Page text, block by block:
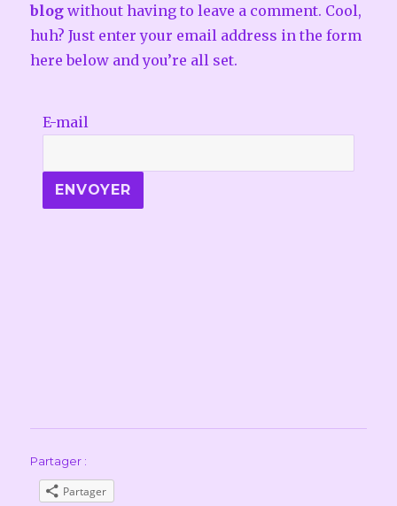
blog without having to leave a comment. Cool,
huh? Just enter your email address in the form
here below and you’re all set.
E-mail
Partager :
Partager